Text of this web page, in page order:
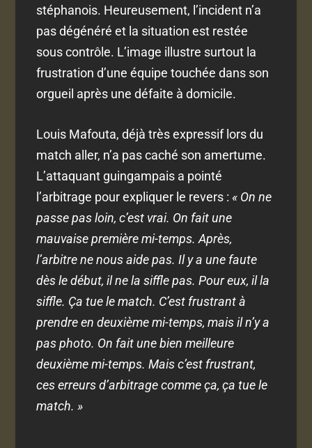
stéphanois. Heureusement, l’incident n’a
pas dégénéré et la situation est restée
sous contrôle. L’image illustre surtout la
frustration d’une équipe touchée dans son
orgueil après une défaite à domicile.
Louis Mafouta, déjà très expressif lors du
match aller, n’a pas caché son amertume.
L’attaquant guingampais a pointé
l’arbitrage pour expliquer le revers :« On ne
passe pas loin, c’est vrai. On fait une
mauvaise première mi-temps. Après,
l’arbitre ne nous aide pas. Il y a une faute
dès le début, il ne la siffle pas. Pour eux, il la
siffle. Ça tue le match. C’est frustrant à
prendre en deuxième mi-temps, mais il n’y a
pas photo. On fait une bien meilleure
deuxième mi-temps. Mais c’est frustrant,
ces erreurs d’arbitrage comme ça, ça tue le
match. »